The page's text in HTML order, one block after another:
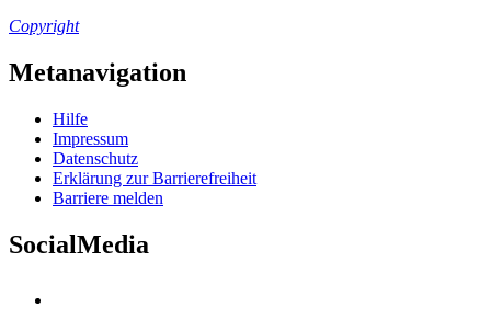
Copyright
Metanavigation
Hil­fe
Im­pres­s­um
Da­ten­schutz
Er­klä­rung zur Bar­rie­re­frei­heit
Bar­rie­re mel­den
SocialMedia